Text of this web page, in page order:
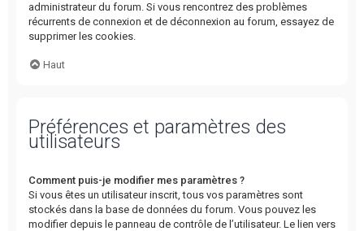
administrateur du forum. Si vous rencontrez des problèmes
récurrents de connexion et de déconnexion au forum, essayez de
supprimer les cookies.
Haut
Préférences et paramètres des
utilisateurs
Comment puis-je modifier mes paramètres ?
Si vous êtes un utilisateur inscrit, tous vos paramètres sont
stockés dans la base de données du forum. Vous pouvez les
modifier depuis le panneau de contrôle de l’utilisateur. Le lien vers